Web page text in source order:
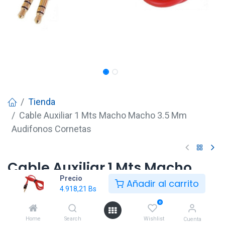
Precio
4.918,21 Bs Añadir al carrito
Home Search
0
Wishlist Cuenta
Tienda
Cable Auxiliar 1 Mts Macho Macho 3.5 Mm
Audifonos Cornetas
Cable Auxiliar 1 Mts Macho
Macho 3.5 Mm Audifonos
Cornetas